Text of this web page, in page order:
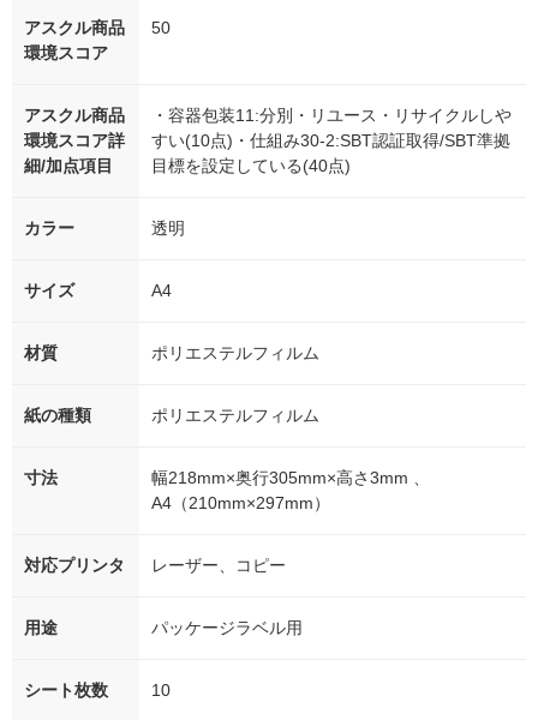
アスクル商品
環境スコア
50
アスクル商品
環境スコア詳
細/加点項目
・容器包装11:分別・リユース・リサイクルしや
すい(10点)・仕組み30-2:SBT認証取得/SBT準拠
目標を設定している(40点)
カラー 透明
サイズ A4
材質 ポリエステルフィルム
紙の種類 ポリエステルフィルム
寸法
幅218mm×奥行305mm×高さ3mm 、
A4（210mm×297mm）
対応プリンタ レーザー、コピー
用途 パッケージラベル用
シート枚数 10